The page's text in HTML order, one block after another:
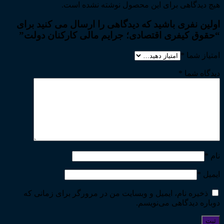
هیچ دیدگاهی برای این محصول نوشته نشده است.
اولین نفری باشید که دیدگاهی را ارسال می کنید برای
“حقوق کیفری اقتصادی؛ جرایم مالی کارکنان دولت”
امتیاز شما *
دیدگاه شما *
نام *
ایمیل *
ذخیره نام، ایمیل و وبسایت من در مرورگر برای زمانی که
دوباره دیدگاهی می‌نویسم.